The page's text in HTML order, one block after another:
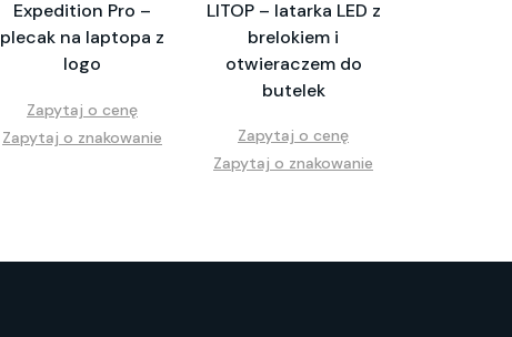
Expedition Pro –
plecak na laptopa z
logo
Zapytaj o cenę
Zapytaj o znakowanie
LITOP – latarka LED z
brelokiem i
otwieraczem do
butelek
Zapytaj o cenę
Zapytaj o znakowanie